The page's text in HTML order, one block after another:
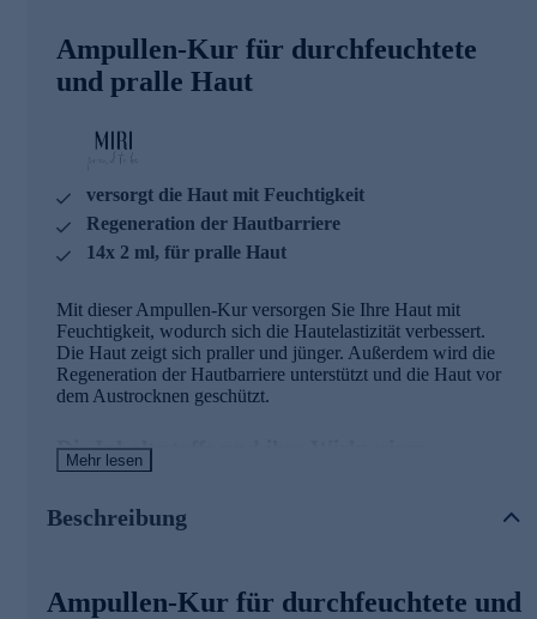
Ampullen-Kur für durchfeuchtete
und pralle Haut
versorgt die Haut mit Feuchtigkeit
Regeneration der Hautbarriere
14x 2 ml, für pralle Haut
Mit dieser Ampullen-Kur versorgen Sie Ihre Haut mit
Feuchtigkeit, wodurch sich die Hautelastizität verbessert.
Die Haut zeigt sich praller und jünger. Außerdem wird die
Regeneration der Hautbarriere unterstützt und die Haut vor
dem Austrocknen geschützt.
Die Inhaltsstoffe und ihre Wirkweisen
Das in den Blättern der Aloe Vera-Pflanze enthaltene Gel
Spurenelemente.
Mehr lesen
Beschreibung
Ampullen-Kur für durchfeuchtete und